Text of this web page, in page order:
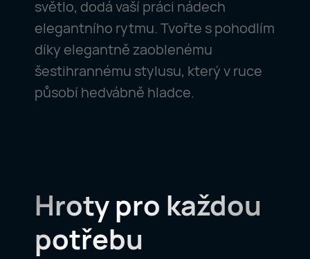
světlo, dodá vaší práci nádech
elegantního rytmu. Tvořte s pohodlím
díky elegantně zaoblenému
šestihrannému stylusu, který v ruce
působí hedvábně hladce.
Hroty pro každou
potřebu